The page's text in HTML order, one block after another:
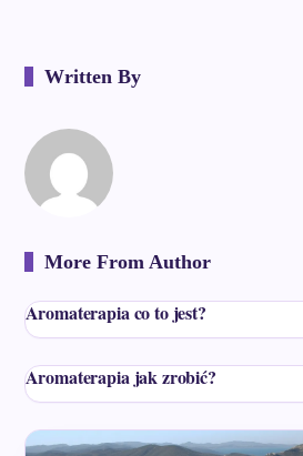
Written By
More From Author
Aromaterapia co to jest?
Aromaterapia jak zrobić?